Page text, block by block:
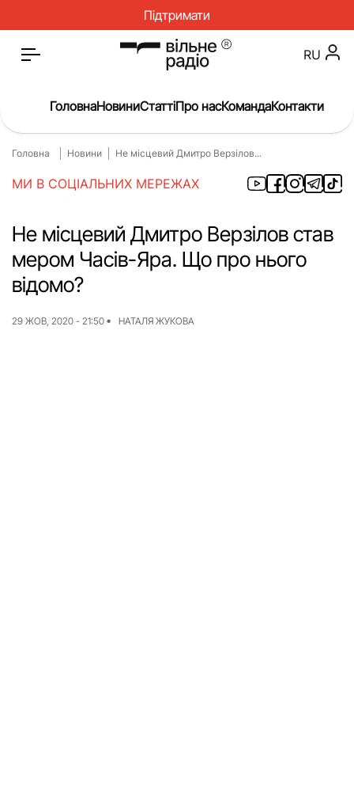
Підтримати
Головна
Новини
Окупація
Про нас
Війна
Гроші
Освіта
Інструкції
ЖКГ
Історія
RU
ГоловнаНовиниСтаттіПро насКомандаКонтакти
Головна Новини Не місцевий Дмитро Верзілов...
МИ В СОЦІАЛЬНИХ МЕРЕЖАХ
Не місцевий Дмитро Верзілов став
мером Часів-Яра. Що про нього
відомо?
29 ЖОВ, 2020 - 21:50 НАТАЛЯ ЖУКОВА